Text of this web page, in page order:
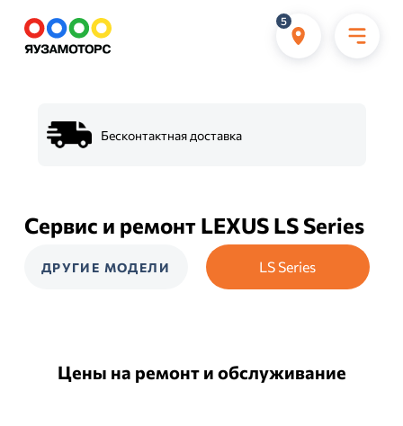
5
Бесконтактная доставка
Сервис и ремонт LEXUS LS Series
ДРУГИЕ МОДЕЛИ LS Series
Цены на ремонт и обслуживание